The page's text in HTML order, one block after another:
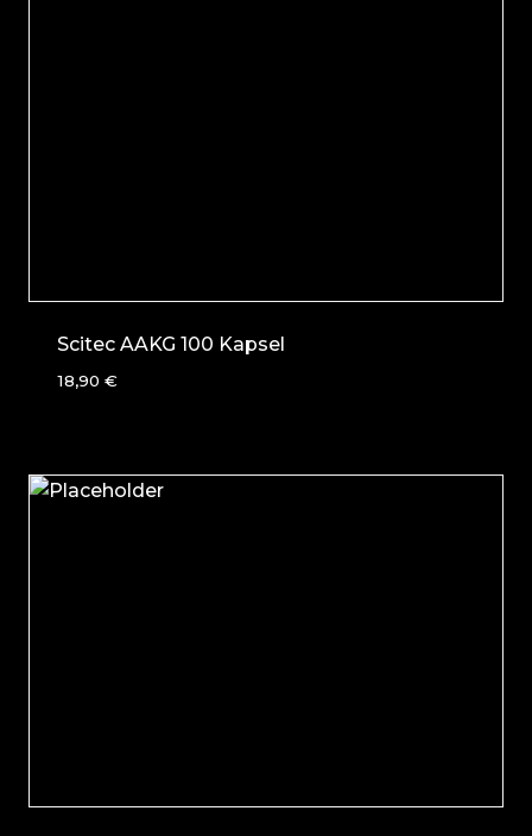
Scitec AAKG 100 Kapsel
18,90 €